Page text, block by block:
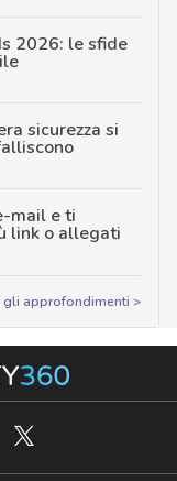
2026: le sfide
sicurezza si
mail e ti
link o allegati
gli approfondimenti >